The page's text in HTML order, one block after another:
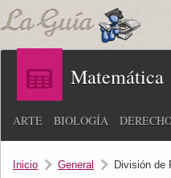
Matemática
ARTE BIOLOGÍA
Inicio General División de